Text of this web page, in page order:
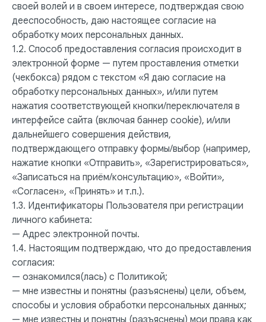
своей волей и в своем интересе, подтверждая свою
дееспособность, даю настоящее согласие на
обработку моих персональных данных.
1.2. Способ предоставления согласия происходит в
электронной форме — путем проставления отметки
(чекбокса) рядом с текстом «Я даю согласие на
обработку персональных данных», и/или путем
нажатия соответствующей кнопки/переключателя в
интерфейсе сайта (включая баннер cookie), и/или
дальнейшего совершения действия,
подтверждающего отправку формы/выбор (например,
нажатие кнопки «Отправить», «Зарегистрироваться»,
«Записаться на приём/консультацию», «Войти»,
«Согласен», «Принять» и т.п.).
1.3. Идентификаторы Пользователя при регистрации
личного кабинета:
— Адрес электронной почты.
1.4. Настоящим подтверждаю, что до предоставления
согласия:
— ознакомился(лась) с Политикой;
— мне известны и понятны (разъяснены) цели, объем,
способы и условия обработки персональных данных;
— мне известны и понятны (разъяснены) мои права как